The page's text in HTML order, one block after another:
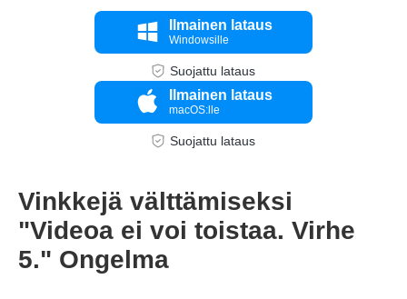
Vaihe 1.
Ilmainen lataus
Windowsille
Suojattu lataus
Ilmainen lataus
macOS:lle
Suojattu lataus
Vinkkejä välttämiseksi
"Videoa ei voi toistaa. Virhe
5." Ongelma